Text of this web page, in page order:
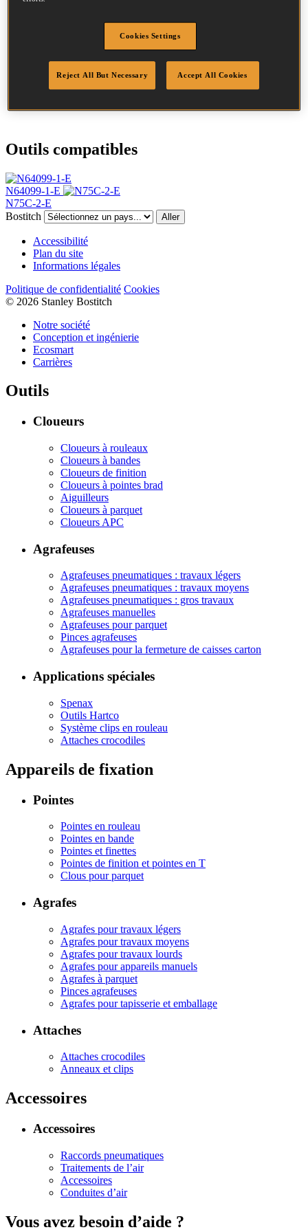
Profil
Annelée
Finition
Brillant
Quantité par boîte 10500
Outils compatibles
N64099-1-E
N75C-2-E
Bostitch
Aller
Accessibilité
Plan du site
Informations légales
Politique de confidentialité Cookies
© 2026 Stanley Bostitch
Notre société
Conception et ingénierie
Ecosmart
Carrières
Outils
Cloueurs
Cloueurs à rouleaux
Cloueurs à bandes
Cloueurs de finition
Cloueurs à pointes brad
Aiguilleurs
Cloueurs à parquet
Cloueurs APC
Agrafeuses
Agrafeuses pneumatiques : travaux légers
Agrafeuses pneumatiques : travaux moyens
Agrafeuses pneumatiques : gros travaux
Agrafeuses manuelles
Agrafeuses pour parquet
Pinces agrafeuses
Agrafeuses pour la fermeture de caisses carton
Applications spéciales
Spenax
Outils Hartco
Système clips en rouleau
Attaches crocodiles
Appareils de fixation
Pointes
Pointes en rouleau
Pointes en bande
Pointes et finettes
Pointes de finition et pointes en T
Clous pour parquet
Agrafes
Agrafes pour travaux légers
Agrafes pour travaux moyens
Agrafes pour travaux lourds
Agrafes pour appareils manuels
Agrafes à parquet
Pinces agrafeuses
Agrafes pour tapisserie et emballage
Attaches
Attaches crocodiles
Anneaux et clips
Accessoires
Accessoires
Raccords pneumatiques
Traitements de l’air
Accessoires
Conduites d’air
Vous avez besoin d’aide ?
Cookies Settings
Reject All But Necessary Accept All Cookies